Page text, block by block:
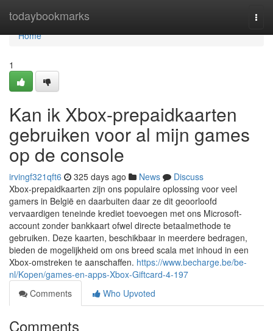
todaybookmarks
Home
Home
1
Kan ik Xbox-prepaidkaarten
gebruiken voor al mijn games
op de console
irvingf321qft6 325 days ago News
Discuss
Xbox-prepaidkaarten zijn ons populaire oplossing voor veel
gamers in België en daarbuiten daar ze dit geoorloofd
vervaardigen teneinde krediet toevoegen met ons Microsoft-
account zonder bankkaart ofwel directe betaalmethode te
gebruiken. Deze kaarten, beschikbaar in meerdere bedragen,
bieden de mogelijkheid om ons breed scala met inhoud in een
Xbox-omstreken te aanschaffen. https://www.becharge.be/be-
nl/Kopen/games-en-apps-Xbox-Giftcard-4-197
Comments
Who Upvoted
Comments